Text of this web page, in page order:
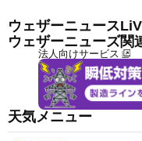
ウェザーニュース
ウェザーニューズ関
法人向けサービス
天気メニュー